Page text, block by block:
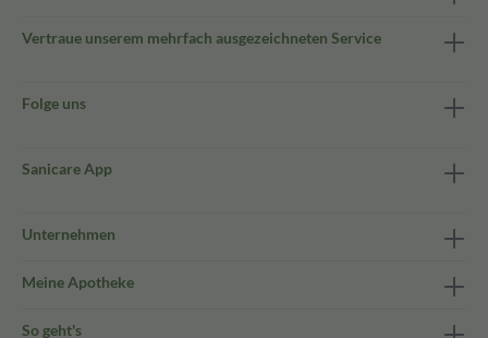
Vertraue unserem mehrfach ausgezeichneten Service
Folge uns
Sanicare App
Unternehmen
Meine Apotheke
So geht's